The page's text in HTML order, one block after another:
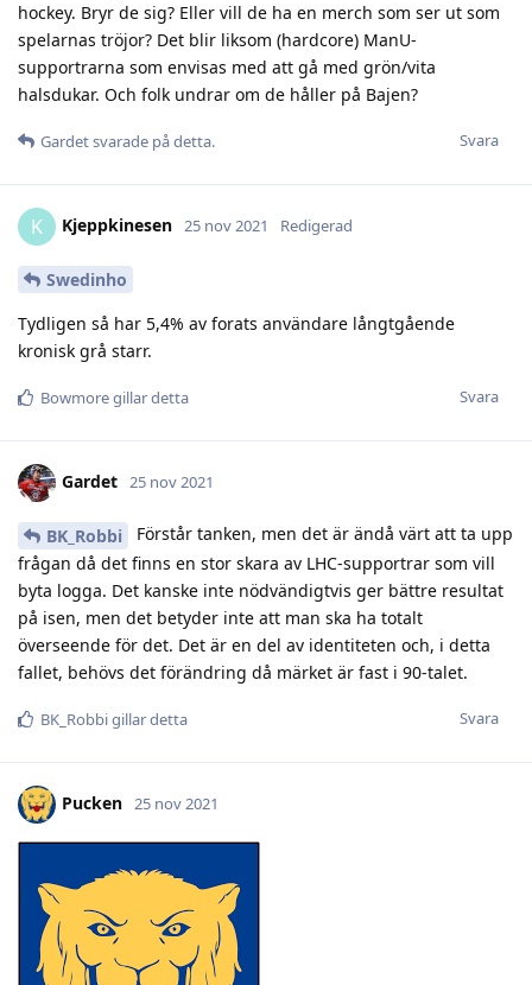
hockey. Bryr de sig? Eller vill de ha en merch som ser ut som
spelarnas tröjor? Det blir liksom (hardcore) ManU-
supportrarna som envisas med att gå med grön/vita
halsdukar. Och folk undrar om de håller på Bajen?
Svara
Gardetsvarade på detta.
K Kjeppkinesen 25 nov 2021 Redigerad
Swedinho
Tydligen så har 5,4% av forats användare långtgående
kronisk grå starr.
Svara
Bowmoregillar detta
Gardet 25 nov 2021
BK_Robbi
Förstår tanken, men det är ändå värt att ta upp
frågan då det finns en stor skara av LHC-supportrar som vill
byta logga. Det kanske inte nödvändigtvis ger bättre resultat
på isen, men det betyder inte att man ska ha totalt
överseende för det. Det är en del av identiteten och, i detta
fallet, behövs det förändring då märket är fast i 90-talet.
Svara
BK_Robbigillar detta
Pucken 25 nov 2021